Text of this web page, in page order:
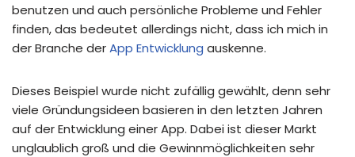
benutzen und auch persönliche Probleme und Fehler
finden, das bedeutet allerdings nicht, dass ich mich in
der Branche derApp Entwicklung auskenne.
Dieses Beispiel wurde nicht zufällig gewählt, denn sehr
viele Gründungsideen basieren in den letzten Jahren
auf der Entwicklung einer App. Dabei ist dieser Markt
unglaublich groß und die Gewinnmöglichkeiten sehr